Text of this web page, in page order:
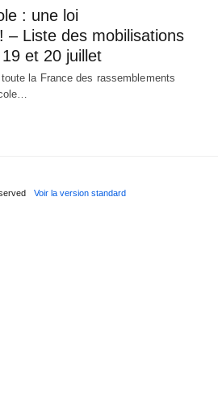
: une loi
– Liste des mobilisations
et 20 juillet
la France des rassemblements
Voir la version standard